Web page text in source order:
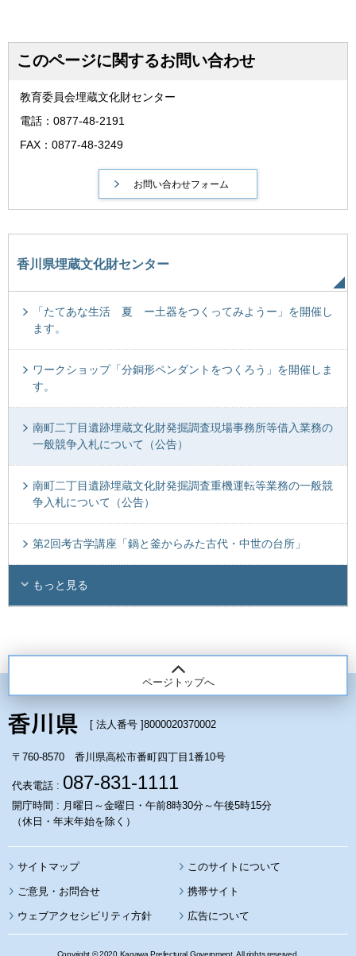
このページに関するお問い合わせ
教育委員会埋蔵文化財センター
電話：0877-48-2191
FAX：0877-48-3249
香川県埋蔵文化財センター
「たてあな生活 夏 ー土器をつくってみようー」を開催し
ます。
ワークショップ「分銅形ペンダントをつくろう」を開催しま
す。
南町二丁目遺跡埋蔵文化財発掘調査現場事務所等借入業務の
一般競争入札について（公告）
南町二丁目遺跡埋蔵文化財発掘調査重機運転等業務の一般競
争入札について（公告）
第2回考古学講座「鍋と釜からみた古代・中世の台所」
もっと見る
ページトップへ
[ 法人番号 ]8000020370002
〒760-8570 香川県高松市番町四丁目1番10号
代表電話 : 087-831-1111
開庁時間 : 月曜日～金曜日・午前8時30分～午後5時15分
（休日・年末年始を除く）
サイトマップ このサイトについて
携帯サイト
ウェブアクセシビリティ方針 広告について
Copyright © 2020 Kagawa Prefectural Government. All rights reserved.